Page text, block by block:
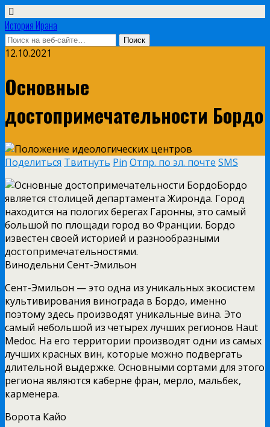
История Ирана
12.10.2021
Основные
достопримечательности Бордо
Поделиться Твитнуть Pin Отпр. по эл. почте SMS
Бордо
является столицей департамента Жиронда. Город
находится на пологих берегах Гаронны, это самый
большой по площади город во Франции. Бордо
известен своей историей и разнообразными
достопримечательностями.
Винодельни Сент-Эмильон
Сент-Эмильон — это одна из уникальных экосистем
культивирования винограда в Бордо, именно
поэтому здесь производят уникальные вина. Это
самый небольшой из четырех лучших регионов Haut
Medoc. На его территории производят одни из самых
лучших красных вин, которые можно подвергать
длительной выдержке. Основными сортами для этого
региона являются каберне фран, мерло, мальбек,
карменера.
Ворота Кайо